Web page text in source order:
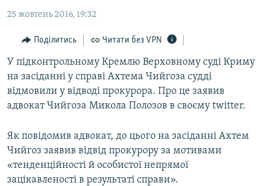
основної
Перейти
пошуку
БЛОГИ
ПОГЛЯД
ІНТЕРВ'Ю
ВСЕ ЗА ДЕНЬ
СПЕЦПРОЕКТИ
ВІДЕОУРОКИ «ELIFBE»
СВІДЧЕННЯ ОКУПАЦІЇ
Русский
Qırımtatar
25 жовтень 2016, 19:32
Поділитись Читати без VPN
У підконтрольному Кремлю Верховному суді Криму
на засіданні у справі Ахтема Чийгоза судді
відмовили у відводі прокурора. Про це заявив
адвокат Чийгоза Микола Полозов в своєму twitter.
Як повідомив адвокат, до цього на засіданні Ахтем
Чийгоз заявив відвід прокурору за мотивами
«тенденційності й особистої непрямої
зацікавленості в результаті справи».